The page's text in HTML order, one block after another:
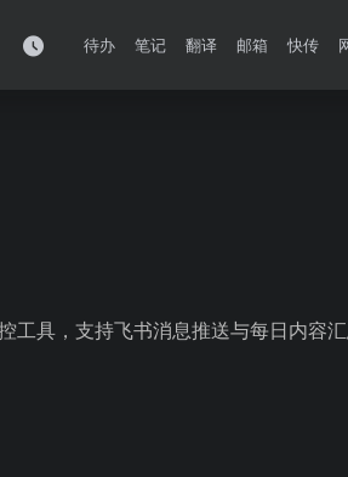
待办 笔记 翻译 邮箱 快传
具，支持飞书消息推送与每日内容汇